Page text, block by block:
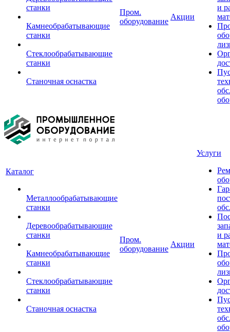
станки
Камнеобрабатывающие
станки
Стеклообрабатывающие
станки
Станочная оснастка
Пром.
оборудование
Акции
и
Каталог
Металлообрабатывающие
станки
Деревообрабатывающие
станки
Камнеобрабатывающие
станки
Стеклообрабатывающие
станки
Станочная оснастка
Пром.
оборудование
Акции
Услуги
и